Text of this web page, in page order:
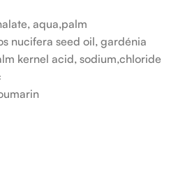
aqua,palm
nucifera seed oil, gardénia
kernel acid, sodium,chloride